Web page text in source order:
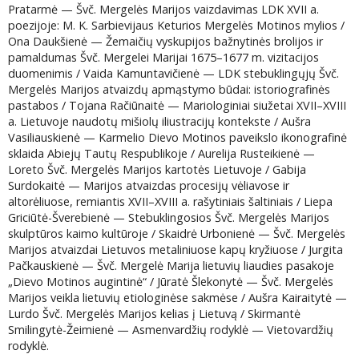
Pratarmė — Švč. Mergelės Marijos vaizdavimas LDK XVII a.
poezijoje: M. K. Sarbievijaus Keturios Mergelės Motinos mylios /
Ona Daukšienė — Žemaičių vyskupijos bažnytinės brolijos ir
pamaldumas Švč. Mergelei Marijai 1675–1677 m. vizitacijos
duomenimis / Vaida Kamuntavičienė — LDK stebuklingųjų Švč.
Mergelės Marijos atvaizdų apmąstymo būdai: istoriografinės
pastabos / Tojana Račiūnaitė — Mariologiniai siužetai XVII–XVIII
a. Lietuvoje naudotų mišiolų iliustracijų kontekste / Aušra
Vasiliauskienė — Karmelio Dievo Motinos paveikslo ikonografinė
sklaida Abiejų Tautų Respublikoje / Aurelija Rusteikienė —
Loreto Švč. Mergelės Marijos kartotės Lietuvoje / Gabija
Surdokaitė — Marijos atvaizdas procesijų vėliavose ir
altorėliuose, remiantis XVII–XVIII a. rašytiniais šaltiniais / Liepa
Griciūtė-Šverebienė — Stebuklingosios Švč. Mergelės Marijos
skulptūros kaimo kultūroje / Skaidrė Urbonienė — Švč. Mergelės
Marijos atvaizdai Lietuvos metaliniuose kapų kryžiuose / Jurgita
Pačkauskienė — Švč. Mergelė Marija lietuvių liaudies pasakoje
„Dievo Motinos augintinė“ / Jūratė Šlekonytė — Švč. Mergelės
Marijos veikla lietuvių etiologinėse sakmėse / Aušra Kairaitytė —
Lurdo Švč. Mergelės Marijos kelias į Lietuvą / Skirmantė
Smilingytė-Žeimienė — Asmenvardžių rodyklė — Vietovardžių
rodyklė.